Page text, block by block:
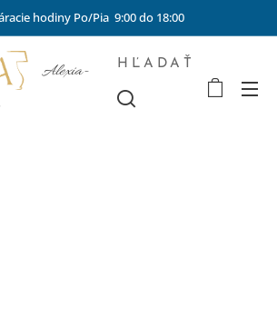
hodiny Po/Pia 9:00 do 18:00
Alexia-
HĽADAŤ